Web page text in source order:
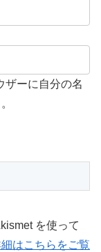
ザーに自分の名
を使って
はこちらをご覧